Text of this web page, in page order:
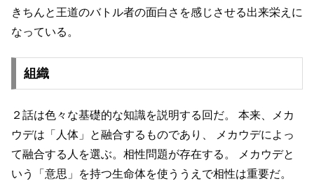
きちんと王道のバトル者の面白さを感じさせる出来栄えに
なっている。
組織
２話は色々な基礎的な知識を説明する回だ。
本来、メカ
ウデは「人体」と融合するものであり、
メカウデによっ
て融合する人を選ぶ。相性問題が存在する。
メカウデと
いう「意思」を持つ生命体を使ううえで相性は重要だ。